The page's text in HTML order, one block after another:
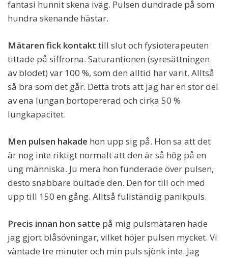
fantasi hunnit skena iväg. Pulsen dundrade på som
hundra skenande hästar.
Mätaren fick kontakt till slut och fysioterapeuten
tittade på siffrorna. Saturantionen (syresättningen
av blodet) var 100 %, som den alltid har varit. Alltså
så bra som det går. Detta trots att jag har en stor del
av ena lungan bortopererad och cirka 50 %
lungkapacitet.
Men pulsen hakade hon upp sig på. Hon sa att det
är nog inte riktigt normalt att den är så hög på en
ung människa. Ju mera hon funderade över pulsen,
desto snabbare bultade den. Den for till och med
upp till 150 en gång. Alltså fullständig panikpuls.
Precis innan hon satte på mig pulsmätaren hade
jag gjort blåsövningar, vilket höjer pulsen mycket. Vi
väntade tre minuter och min puls sjönk inte. Jag